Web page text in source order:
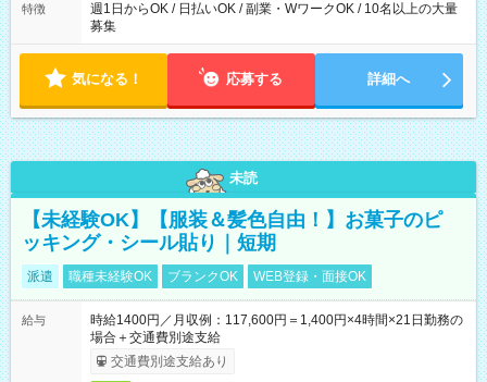
特徴
週1日からOK / 日払いOK / 副業・WワークOK / 10名以上の大量
募集
気になる！ 応募する 詳細へ
未読
【未経験OK】【服装＆髪色自由！】お菓子のピ
ッキング・シール貼り｜短期
派遣 職種未経験OK ブランクOK WEB登録・面接OK
給与
時給1400円／月収例：117,600円＝1,400円×4時間×21日勤務の
場合＋交通費別途支給
交通費別途支給あり